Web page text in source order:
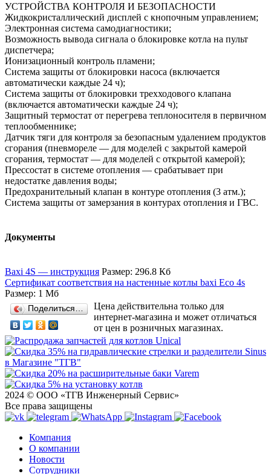
УСТРОЙСТВА КОНТРОЛЯ И БЕЗОПАСНОСТИ
Жидкокристаллический дисплей с кнопочным управлением;
Электронная система самодиагностики;
Возможность вывода сигнала о блокировке котла на пульт
диспетчера;
Ионизационный контроль пламени;
Система защиты от блокировки насоса (включается
автоматически каждые 24 ч);
Система защиты от блокировки трехходового клапана
(включается автоматически каждые 24 ч);
Защитный термостат от перегрева теплоносителя в первичном
теплообменнике;
Датчик тяги для контроля за безопасным удалением продуктов
сгорания (пневмореле — для моделей с закрытой камерой
сгорания, термостат — для моделей с открытой камерой);
Прессостат в системе отопления — срабатывает при
недостатке давления воды;
Предохранительный клапан в контуре отопления (3 атм.);
Система защиты от замерзания в контурах отопления и ГВС.
Документы
Baxi 4S — инструкция Размер: 296.8 Кб
Сертификат соответствия на настенные котлы baxi Eco 4s
Размер: 1 Мб
Поделиться…
Цена действительна только для
интернет-магазина и может отличаться
от цен в розничных магазинах.
2024 © ООО «ТГВ Инженерный Сервис»
Все права защищены
Компания
О компании
Новости
Сотрудники